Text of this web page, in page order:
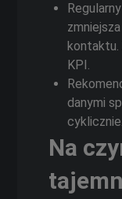
kontaktu.
KPI.
danymi
cyklicznie.
Na